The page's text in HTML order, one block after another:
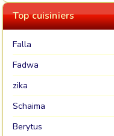
Top cuisiniers
Falla
Fadwa
zika
Schaima
Berytus